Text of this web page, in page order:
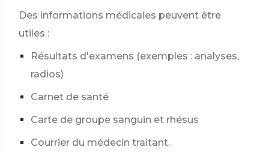
Des informations médicales peuvent être
utiles :
Résultats d'examens (exemples : analyses,
radios)
Carnet de santé
Carte de groupe sanguin et rhésus
Courrier du médecin traitant.